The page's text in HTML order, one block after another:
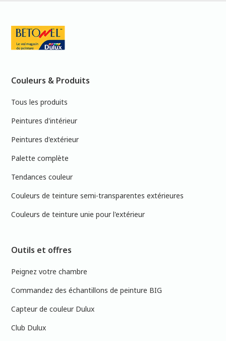
Couleurs & Produits
Tous les produits
Peintures d'intérieur
Peintures d'extérieur
Palette complète
Tendances couleur
Couleurs de teinture semi-transparentes extérieures
Couleurs de teinture unie pour l'extérieur
Outils et offres
Peignez votre chambre
Commandez des échantillons de peinture BIG
Capteur de couleur Dulux
Club Dulux